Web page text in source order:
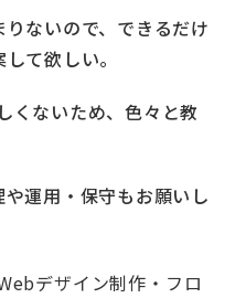
ないので、できるだけ
て欲しい。
くないため、色々と教
運用・保守もお願いし
デザイン制作・フロ